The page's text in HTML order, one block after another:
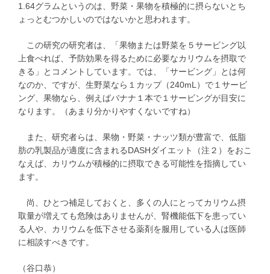
1.64グラムというのは、野菜・果物を積極的に摂らないとち
ょっとむつかしいのではないかと思われます。
この研究の研究者は、「果物または野菜を５サービング以
上食べれば、予防効果を得るために必要なカリウムを摂取で
きる」とコメントしています。では、「サービング」とは何
なのか、ですが、生野菜なら１カップ（240mL）で１サービ
ング、果物なら、例えばバナナ１本で１サービングが目安に
なります。（あまり分かりやすくないですね）
また、研究者らは、果物・野菜・ナッツ類が豊富で、低脂
肪の乳製品が適度に含まれるDASHダイエット（注２）をおこ
なえば、カリウムが積極的に摂取できる可能性を指摘してい
ます。
尚、ひとつ補足しておくと、多くの人にとってカリウム摂
取量が増えても危険はありませんが、腎機能低下を患ってい
る人や、カリウムを低下させる薬剤を服用している人は医師
に相談すべきです。
（谷口恭）